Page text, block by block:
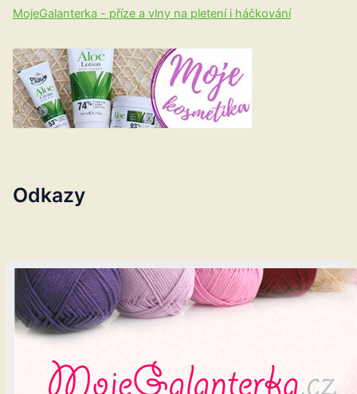
MojeGalanterka - příze a vlny na pletení i háčkování
Odkazy